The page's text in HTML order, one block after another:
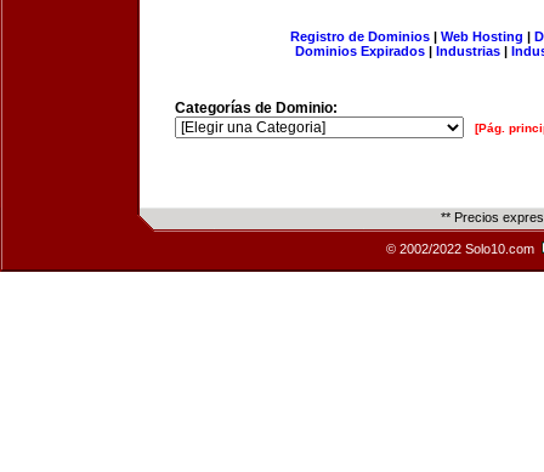
Registro de Dominios| Web Hosting |
Dominios Expirados | Industrias |
Categorías de Dominio:
[Pág.
** Precios
© 2002/2022 Solo10.com